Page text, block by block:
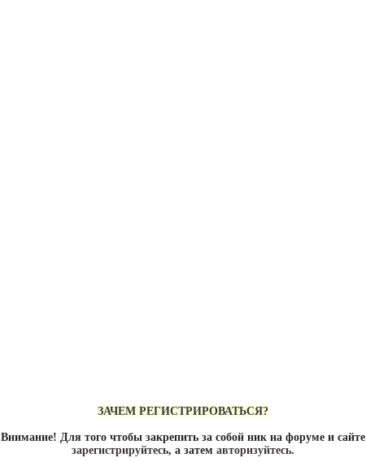
ЗАЧЕМ РЕГИСТРИРОВАТЬСЯ?
Внимание! Для того чтобы закрепить за собой ник на форуме и сайте
зарегистрируйтесь, а затем авторизуйтесь.